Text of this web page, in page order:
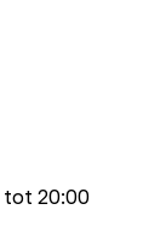
tot 20:00